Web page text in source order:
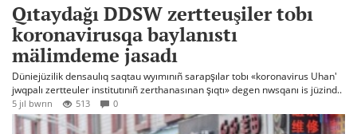
Qıtaydağı DDSW zertteuşiler tobı
koronavirusqa baylanıstı
mälimdeme jasadı
Düniejüzilik densaulıq saqtau wyımınıñ sarapşılar tobı «koronavirus Uhan'
jwqpalı zertteuler institutınıñ zerthanasınan şıqtı» degen nwsqanı is jüzind..
5 jıl bwrın 513 0